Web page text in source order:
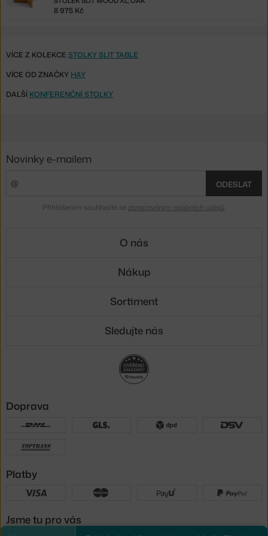
8 975 Kč
VÍCE Z KOLEKCE STOLKY SLIT TABLE
VÍCE OD ZNAČKY HAY
DALŠÍ KONFERENČNÍ STOLKY
Novinky e-mailem
ODESLAT
Přihlášením souhlasíte se zpracováním osobních údajů
O nás
Nákup
Sortiment
Sledujte nás
Doprava
Platby
Jsme tu pro vás